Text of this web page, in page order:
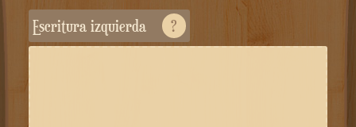
Escritura izquierda ?